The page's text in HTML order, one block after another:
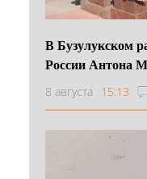
В Бузулукском
России Антона
8 августа 15:13